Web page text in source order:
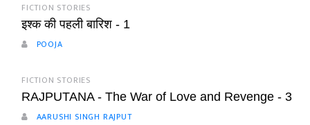
FICTION STORIES
इश्क की पहली बारिश - 1
POOJA
FICTION STORIES
RAJPUTANA - The War of Love and Revenge - 3
AARUSHI SINGH RAJPUT